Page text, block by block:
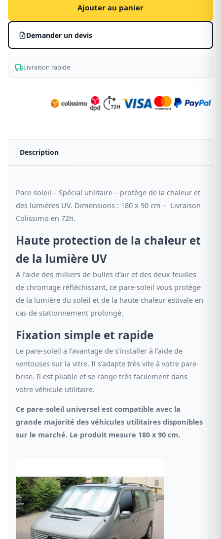
Ajouter au panier
Demander un devis
Livraison rapide
Description
Pare-soleil – Spécial utilitaire – protège de la chaleur et
des lumières UV. Dimensions : 180 x 90 cm – Livraison
Colissimo en 72h.
Haute protection de la chaleur et
de la lumière UV
A l’aide des milliers de bulles d’air et des deux feuilles
de chromage réfléchissant, ce pare-soleil vous protège
de la lumière du soleil et de la haute chaleur estivale en
cas de stationnement prolongé.
Fixation simple et rapide
Le pare-soleil a l’avantage de s’installer à l’aide de
ventouses sur la vitre. Il s’adapte très vite à votre pare-
brise. Il est pliable et se range très facilement dans
votre véhicule utilitaire.
Ce pare-soleil universel est compatible avec la
grande majorité des véhicules utilitaires disponibles
sur le marché. Le produit mesure 180 x 90 cm.